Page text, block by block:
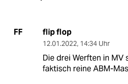
FF flip flop
12.01.2022, 14:34 Uhr
Die drei Werften in MV
faktisch reine ABM-